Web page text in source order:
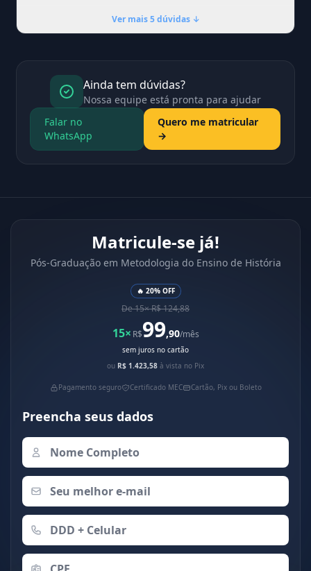
Ver mais 5 dúvidas ↓
Ainda tem dúvidas?
Nossa equipe está pronta para ajudar
Falar no
WhatsApp
Quero me matricular
→
Matricule-se já!
Pós-Graduação em Metodologia do Ensino de História
🔥 20% OFF
De 15× R$ 124,88
15× R$99,90/mês
sem juros no cartão
ou R$ 1.423,58 à vista no Pix
Pagamento seguro Certificado MEC Cartão, Pix ou Boleto
Preencha seus dados